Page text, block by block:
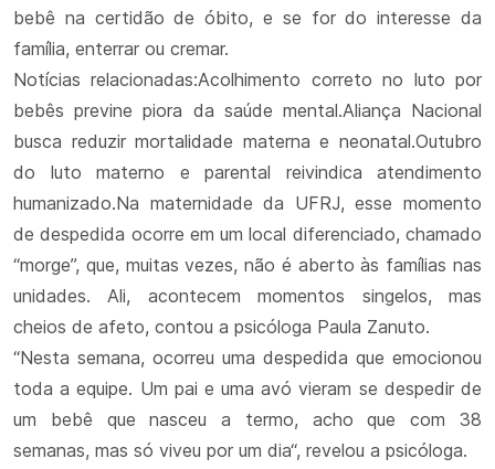
bebê na certidão de óbito, e se for do interesse da
família, enterrar ou cremar.
Notícias relacionadas:Acolhimento correto no luto por
bebês previne piora da saúde mental.Aliança Nacional
busca reduzir mortalidade materna e neonatal.Outubro
do luto materno e parental reivindica atendimento
humanizado.Na maternidade da UFRJ, esse momento
de despedida ocorre em um local diferenciado, chamado
“morge”, que, muitas vezes, não é aberto às famílias nas
unidades. Ali, acontecem momentos singelos, mas
cheios de afeto, contou a psicóloga Paula Zanuto.
“Nesta semana, ocorreu uma despedida que emocionou
toda a equipe. Um pai e uma avó vieram se despedir de
um bebê que nasceu a termo, acho que com 38
semanas, mas só viveu por um dia“, revelou a psicóloga.